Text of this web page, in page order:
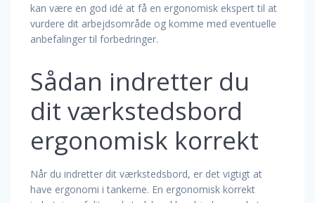
kan være en god idé at få en ergonomisk ekspert til at
vurdere dit arbejdsområde og komme med eventuelle
anbefalinger til forbedringer.
Sådan indretter du
dit værkstedsbord
ergonomisk korrekt
Når du indretter dit værkstedsbord, er det vigtigt at
have ergonomi i tankerne. En ergonomisk korrekt